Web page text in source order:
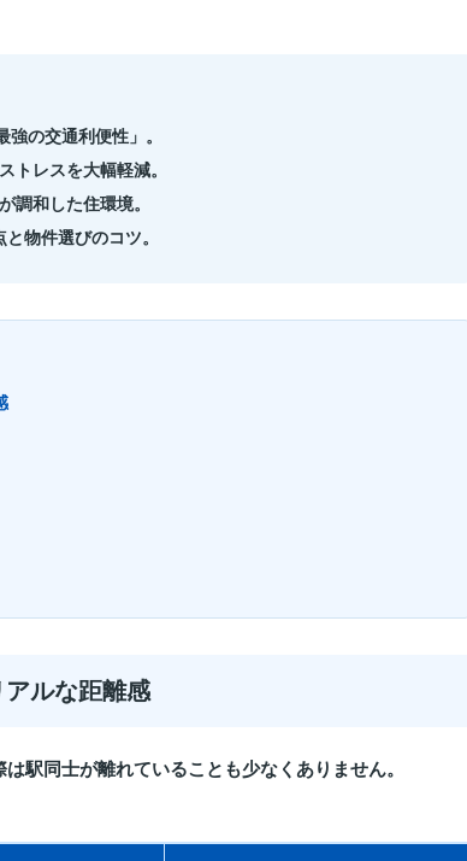
の交通利便性」。
トレスを大幅軽減。
調和した住環境。
物件選びのコツ。
アルな距離感
駅同士が離れていることも少なくありません。